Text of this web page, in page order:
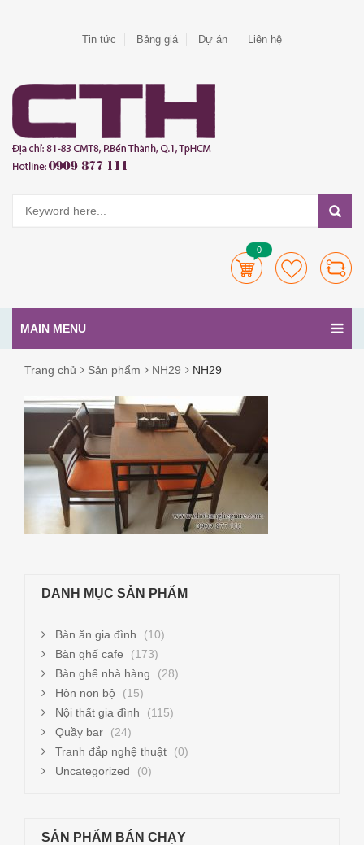
Tin tức Bảng giá Dự án Liên hệ
0
MAIN MENU
Trang chủ Sản phẩm NH29 NH29
NH29
DANH MỤC SẢN PHẨM
Bàn ăn gia đình
(10)
Bàn ghế cafe
(173)
Bàn ghế nhà hàng
(28)
Hòn non bộ
(15)
Nội thất gia đình
(115)
Quầy bar
(24)
Tranh đắp nghệ thuật
(0)
Uncategorized
(0)
SẢN PHẨM BÁN CHẠY